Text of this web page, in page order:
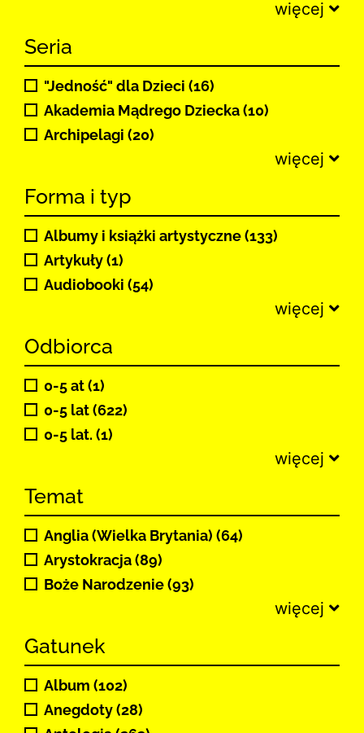
więcej
Seria
"Jedność" dla Dzieci (16)
Akademia Mądrego Dziecka (10)
Archipelagi (20)
więcej
Forma i typ
Albumy i książki artystyczne (133)
Artykuły (1)
Audiobooki (54)
więcej
Odbiorca
0-5 at (1)
0-5 lat (622)
0-5 lat. (1)
więcej
Temat
Anglia (Wielka Brytania) (64)
Arystokracja (89)
Boże Narodzenie (93)
więcej
Gatunek
Album (102)
Anegdoty (28)